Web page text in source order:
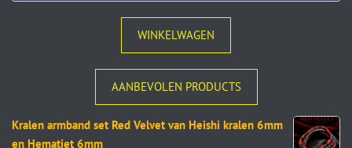
WINKELWAGEN
AANBEVOLEN PRODUCTS
Kralen armband set Red Velvet van Heishi kralen 6mm
en Hematiet 6mm